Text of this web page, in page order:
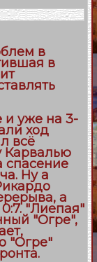
в
в
и уже на 3-
ход
всё
Карвалью
Ну а
а
"Лиепая"
"Огре",
"Огре"